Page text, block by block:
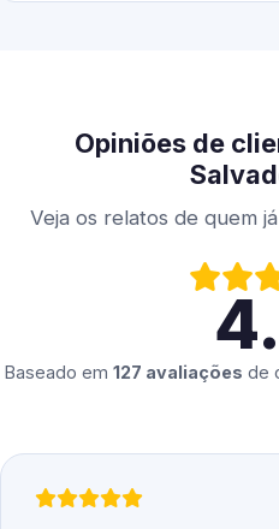
Opiniões de
Veja os relatos de quem
Baseado em 127 avaliações de